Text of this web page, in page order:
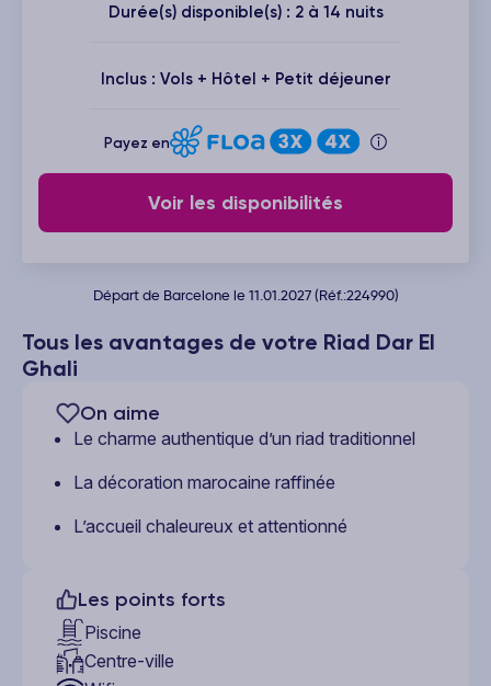
Tous les avantages de votre Riad Dar El
Ghali
On aime
Le charme authentique d’un riad traditionnel
La décoration marocaine raffinée
L’accueil chaleureux et attentionné
Les points forts
Piscine
Centre-ville
Durée(s) disponible(s) : 2 à 14 nuits
Inclus : Vols + Hôtel + Petit déjeuner
Payez en
Voir les disponibilités
Départ de Barcelone le 11.01.2027 (Réf.:224990)